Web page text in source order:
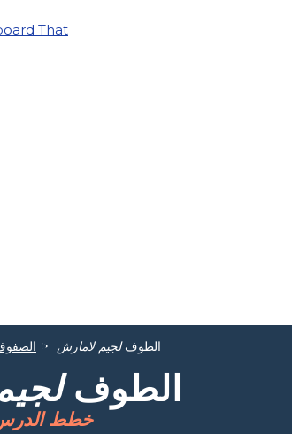
الصفوف الطوفلجيم لامارش
الطوف
خطط